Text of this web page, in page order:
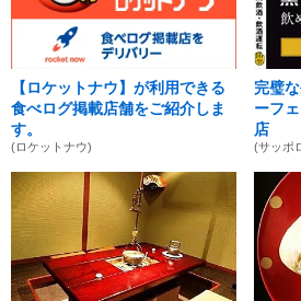
【ロケットナウ】が利用できる
食べログ掲載店舗をご紹介しま
す。
(ロケットナウ)
完璧
ーフ
店
(サッポ